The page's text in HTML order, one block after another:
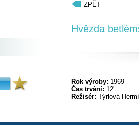
ZPĚT
Hvězda
Rok výroby: 1969
Čas trvání: 12'
Režisér: Týrlová